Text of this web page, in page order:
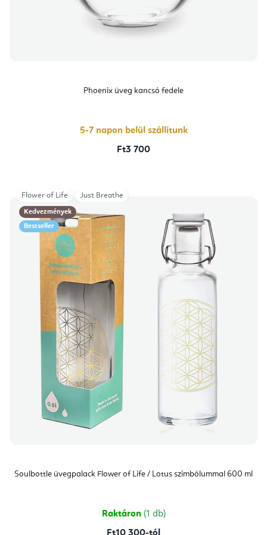
Phoenix üveg kancsó fedele
5-7 napon belül szállítunk
Ft3 700
Kedvezmények
Bestseller
Soulbottle üvegpalack Flower of Life / Lotus szimbólummal 600 ml
Raktáron (1 db)
Flower of Life Just Breathe